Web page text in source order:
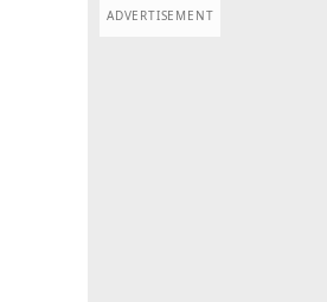
ADVERTISEMENT